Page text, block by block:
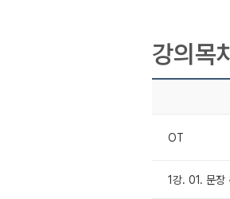
강의목
OT
1강. 01. 문장